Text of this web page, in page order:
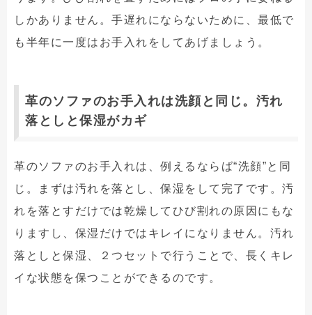
しかありません。手遅れにならないために、最低で
も半年に一度はお手入れをしてあげましょう。
革のソファのお手入れは洗顔と同じ。汚れ
落としと保湿がカギ
革のソファのお手入れは、例えるならば“洗顔”と同
じ。まずは汚れを落とし、保湿をして完了です。汚
れを落とすだけでは乾燥してひび割れの原因にもな
りますし、保湿だけではキレイになりません。汚れ
落としと保湿、２つセットで行うことで、長くキレ
イな状態を保つことができるのです。